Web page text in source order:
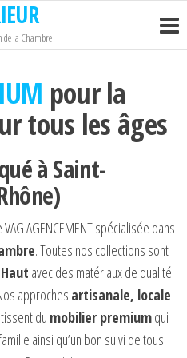
de la Chambre
pour la
tous les âges
à Saint-
AGENCEMENT spécialisée dans
. Toutes nos collections sont
avec des matériaux de qualité
approches artisanale, locale
du mobilier premiumqui
ainsi qu’un bon suivi de tous